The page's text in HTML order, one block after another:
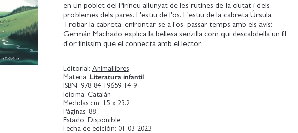
en un poblet del Pirineu allunyat de les rutines de la ciutat i dels
problemes dels pares. L'estiu de l'os. L'estiu de la cabreta Úrsula.
Trobar la cabreta, enfrontar-se a l'os, passar temps amb els avis:
Germán Machado explica la bellesa senzilla com qui descabdella un fil
d'or finíssim que el connecta amb el lector.
Editorial: Animallibres
Materia: Literatura infantil
ISBN: 978-84-19659-14-9
Idioma: Catalán
Medidas cm: 15 x 23.2
Páginas: 88
Estado: Disponible
Fecha de edición: 01-03-2023